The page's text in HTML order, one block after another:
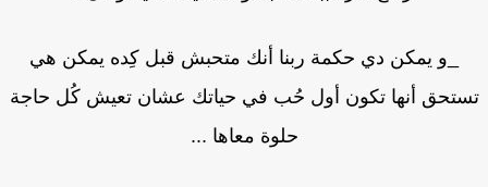
_و يمكن دي حكمة ربنا أنك متحبش قبل كِده يمكن هي
أنها تكون أول حُب في حياتك عشان تعيش كُل حاجة
حلوة معاها ...